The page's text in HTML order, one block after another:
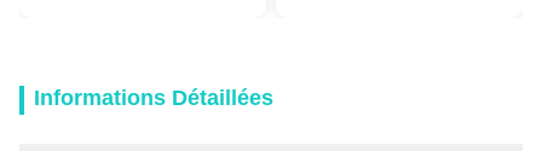
Informations Détaillées